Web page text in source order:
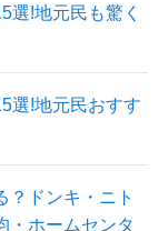
選!地元民も驚く
選!地元民おすす
？ドンキ・ニト
・ホームセンタ